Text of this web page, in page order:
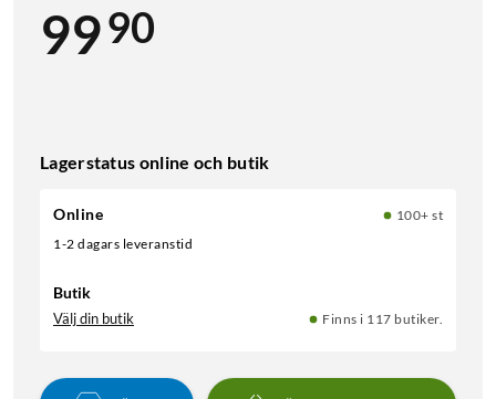
9990
Lagerstatus online och butik
Online
100+ st
1-2 dagars leveranstid
Butik
Välj din butik Finns i 117 butiker.